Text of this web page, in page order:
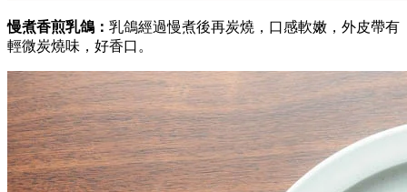
慢煮香煎乳鴿： 乳鴿經過慢煮後再炭燒，口感軟嫩，外皮帶有
輕微炭燒味，好香口。